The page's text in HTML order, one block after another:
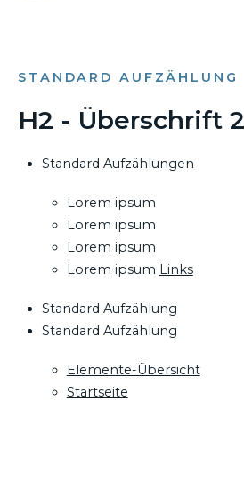
STANDARD AUFZÄHLUNG
H2 - Überschrift 2
Standard Aufzählungen
Lorem ipsum
Lorem ipsum
Lorem ipsum
Lorem ipsum Links
Standard Aufzählung
Standard Aufzählung
Elemente-Übersicht
Startseite